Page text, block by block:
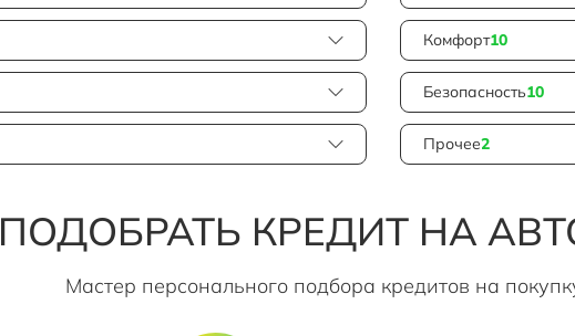
Комфорт10
Безопасность10
Прочее2
ПОДОБРАТЬ КРЕДИТ НА
Мастер персонального подбора кредитов на